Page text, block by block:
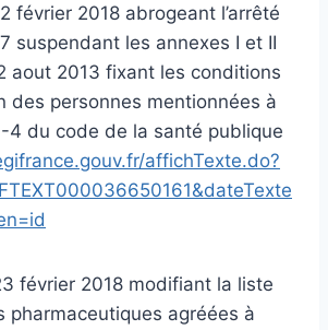
février 2018 abrogeant l’arrêté
suspendant les annexes I et II
aout 2013 fixant les conditions
des personnes mentionnées à
4 du code de la santé publique
affichTexte.do?
février 2018 modifiant la liste
pharmaceutiques agréées à